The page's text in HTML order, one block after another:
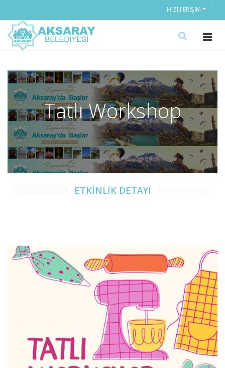
HIZLI ERIŞIM
Tatlı Workshop
ETKİNLİK DETAYI